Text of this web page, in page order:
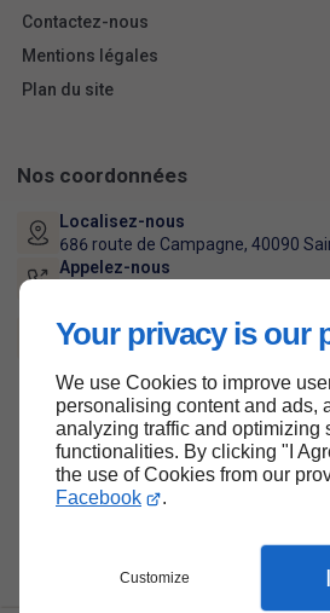
Your privacy is our
We use Cookies to improve
personalising content and ads,
analyzing traffic and optimizing
functionalities. By clicking "I
the use of Cookies from our
Facebook
.
Customize
Contactez-nous
Mentions légales
Plan du site
Nos coordonnées
Localisez-nous
686 route de Campagne, 40090
Appelez-nous
08h - 20h
Sam - Dim :
Haut de